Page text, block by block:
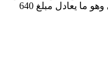
لها فى السنغال واكتتبت عمالة محلية. و بلغت تكلفة وحدة الانارة مع تكاليف الشحن الى السنغال وتكاليف نقلها وتثبيتها فى الشوارع وضمان صيانتها 6 سنوات مبلغ مليون فرنك أفريقي وهو ما يعادل مبلغ 640